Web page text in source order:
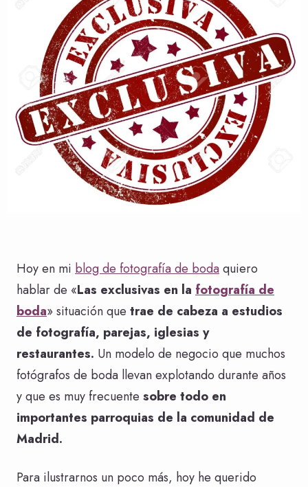
Hoy en mi blog de fotografía de bodaquiero
hablar de «Las exclusivas en la fotografía de
boda» situación que trae de cabeza a estudios
de fotografía, parejas, iglesias y
restaurantes. Un modelo de negocio que muchos
fotógrafos de boda llevan explotando durante años
y que es muy frecuente sobre todo en
importantes parroquias de la comunidad de
Madrid.
Para ilustrarnos un poco más, hoy he querido